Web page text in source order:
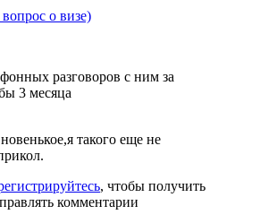
о визе)
разговоров с ним за
3 месяца
такого еще не
, чтобы получить
комментарии